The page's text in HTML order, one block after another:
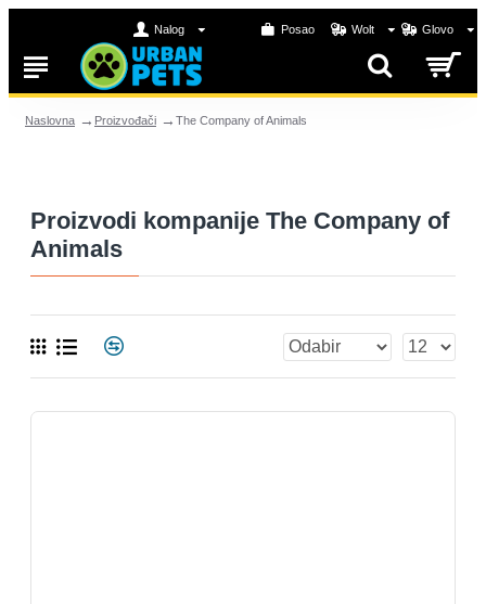
Nalog Posao Wolt Glovo
Naslovna Proizvođači The Company of Animals
Proizvodi kompanije The Company of
Animals